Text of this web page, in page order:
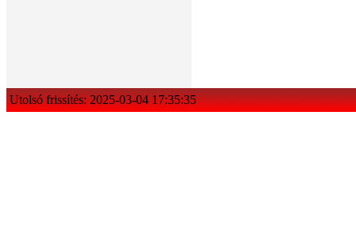
Utolsó frissítés: 2025-03-04 17:35:35